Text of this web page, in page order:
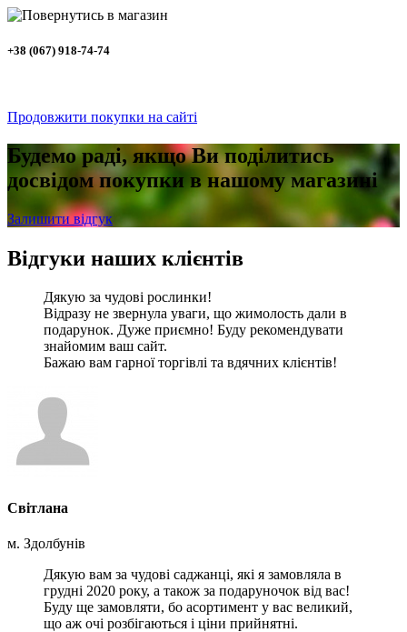
+38 (067) 918-74-74
Продовжити покупки на сайті
Будемо раді, якщо Ви поділитись
досвідом покупки в нашому магазині
Залишити відгук
Відгуки наших клієнтів
Дякую за чудові рослинки!
Відразу не звернула уваги, що жимолость дали в
подарунок. Дуже приємно! Буду рекомендувати
знайомим ваш сайт.
Бажаю вам гарної торгівлі та вдячних клієнтів!
Світлана
м. Здолбунів
Дякую вам за чудові саджанці, які я замовляла в
грудні 2020 року, а також за подаруночок від вас!
Буду ще замовляти, бо асортимент у вас великий,
що аж очі розбігаються і ціни прийнятні.